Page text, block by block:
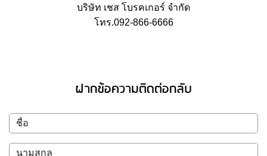
บริษัท เชส โบรคเกอร์ จำกัด
โทร.092-866-6666
ฝากข้อความติดต่อกลับ